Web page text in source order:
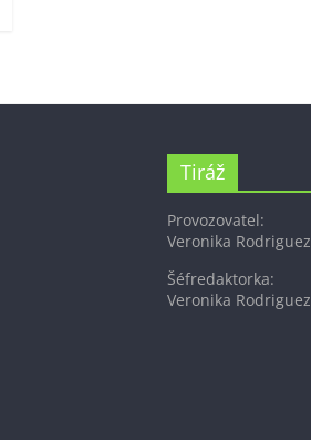
Tiráž
Provozovatel:
Veronika Rodriguez
Šéfredaktorka:
Veronika Rodriguez